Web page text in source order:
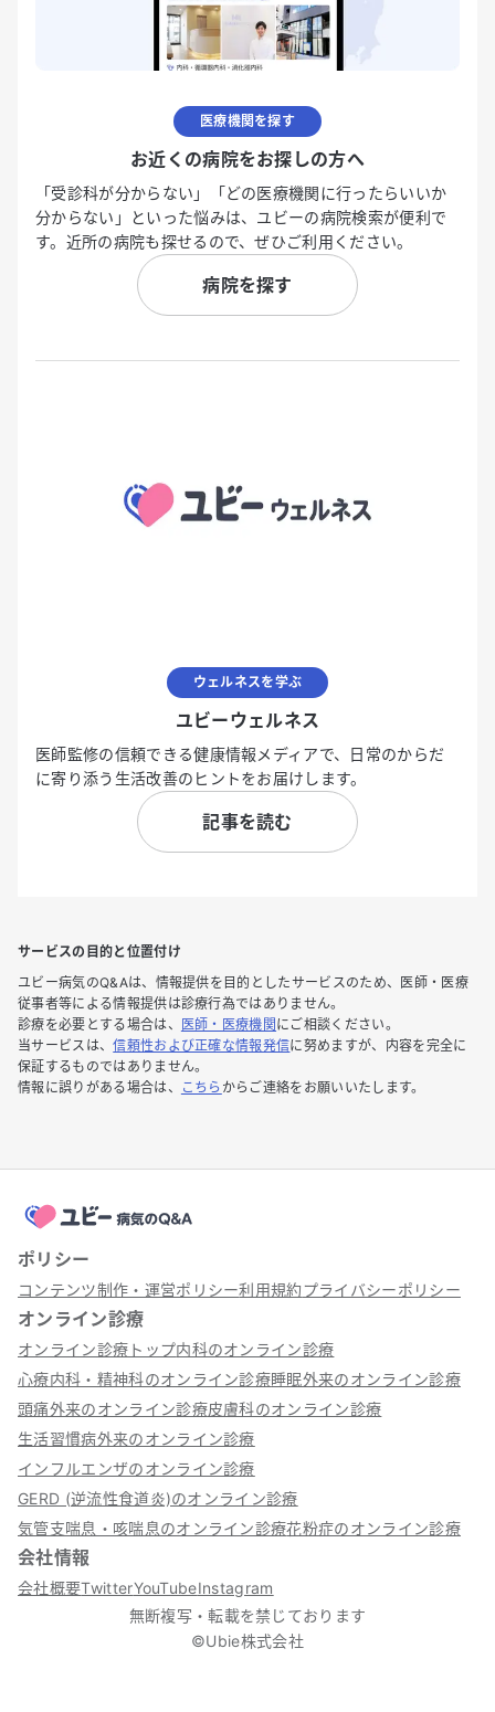
医療機関を探す
お近くの病院をお探しの方へ
「受診科が分からない」「どの医療機関に行ったらいいか
分からない」といった悩みは、ユビーの病院検索が便利で
す。近所の病院も探せるので、ぜひご利用ください。
病院を探す
ウェルネスを学ぶ
ユビーウェルネス
医師監修の信頼できる健康情報メディアで、日常のからだ
に寄り添う生活改善のヒントをお届けします。
記事を読む
サービスの目的と位置付け
ユビー病気のQ&Aは、情報提供を目的としたサービスのため、医師・医療
従事者等による情報提供は診療行為ではありません。
診療を必要とする場合は、
医師・医療機関 にご相談ください。
当サービスは、信頼性および正確な情報発信に努めますが、内容を完全に
保証するものではありません。
情報に誤りがある場合は、
こちら からご連絡をお願いいたします。
ポリシー
コンテンツ制作・運営ポリシー利用規約プライバシーポリシー
オンライン診療
オンライン診療トップ内科のオンライン診療
心療内科・精神科のオンライン診療睡眠外来のオンライン診療
頭痛外来のオンライン診療皮膚科のオンライン診療
生活習慣病外来のオンライン診療
インフルエンザのオンライン診療
GERD (逆流性食道炎)のオンライン診療
気管支喘息・咳喘息のオンライン診療花粉症のオンライン診療
会社情報
会社概要TwitterYouTubeInstagram
無断複写・転載を禁じております
©Ubie株式会社